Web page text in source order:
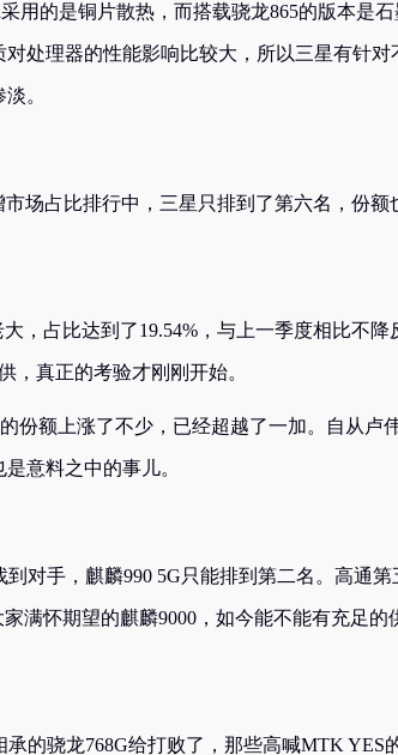
用的是铜片散热，而搭载骁龙865的版本是
处理器的性能影响比较大，所以三星有针对
。
场占比排行中，三星只排到了第六名，份额
，占比达到了19.54%，与上一季度相比不降
，真正的考验才刚刚开始。
份额上涨了不少，已经超越了一加。自从卢
意料之中的事儿。
对手，麒麟990 5G只能排到第二名。高通第
满怀期望的麒麟9000，如今能不能有充足的
的骁龙768G给打败了，那些高喊MTK YES